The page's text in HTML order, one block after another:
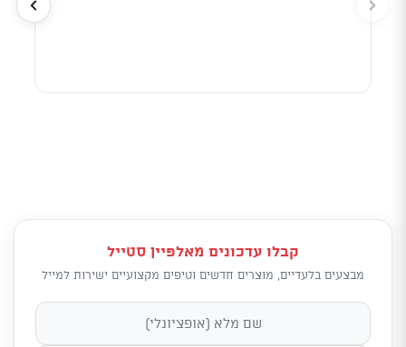
קבלו עדכונים מאלפיין סטייל
מבצעים בלעדיים, מוצרים חדשים וטיפים מקצועיים ישירות למייל